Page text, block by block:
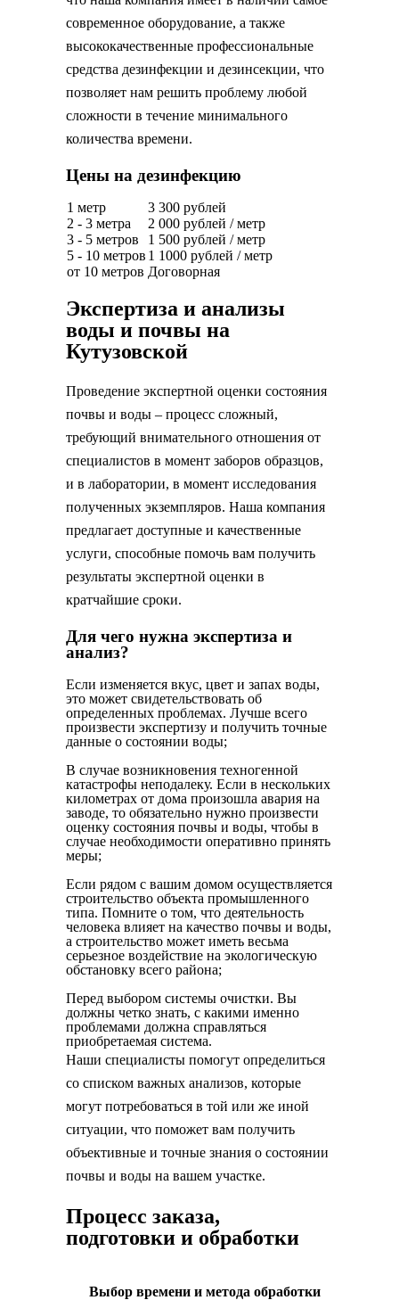
современное оборудование, а также
высококачественные профессиональные
средства дезинфекции и дезинсекции, что
позволяет нам решить проблему любой
сложности в течение минимального
количества времени.
Цены на дезинфекцию
1 метр
3 300 рублей
2 - 3 метра
2 000 рублей / метр
3 - 5 метров
1 500 рублей / метр
5 - 10 метров 1 1000 рублей / метр
от 10 метров Договорная
Экспертиза и анализы
воды и почвы на
Кутузовской
Проведение экспертной оценки состояния
почвы и воды – процесс сложный,
требующий внимательного отношения от
специалистов в момент заборов образцов,
и в лаборатории, в момент исследования
полученных экземпляров. Наша компания
предлагает доступные и качественные
услуги, способные помочь вам получить
результаты экспертной оценки в
кратчайшие сроки.
Для чего нужна экспертиза и
анализ?
Если изменяется вкус, цвет и запах воды,
это может свидетельствовать об
определенных проблемах. Лучше всего
произвести экспертизу и получить точные
данные о состоянии воды;
В случае возникновения техногенной
катастрофы неподалеку. Если в нескольких
километрах от дома произошла авария на
заводе, то обязательно нужно произвести
оценку состояния почвы и воды, чтобы в
случае необходимости оперативно принять
меры;
Если рядом с вашим домом осуществляется
строительство объекта промышленного
типа. Помните о том, что деятельность
человека влияет на качество почвы и воды,
а строительство может иметь весьма
серьезное воздействие на экологическую
обстановку всего района;
Перед выбором системы очистки. Вы
должны четко знать, с какими именно
проблемами должна справляться
приобретаемая система.
Наши специалисты помогут определиться
со списком важных анализов, которые
могут потребоваться в той или же иной
ситуации, что поможет вам получить
объективные и точные знания о состоянии
почвы и воды на вашем участке.
Процесс заказа,
подготовки и обработки
Выбор времени и метода обработки